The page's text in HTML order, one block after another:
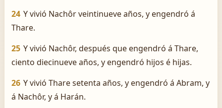
24 Y vivió Nachôr veintinueve años, y engendró á
Thare.
25 Y vivió Nachôr, después que engendró á Thare,
ciento diecinueve años, y engendró hijos é hijas.
26 Y vivió Thare setenta años, y engendró á Abram, y
á Nachôr, y á Harán.